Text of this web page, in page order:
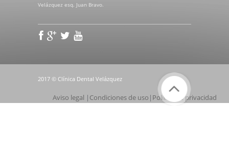
Velázquez esq. Juan Bravo.
2017 © Clínica Dental Velázquez
Aviso legal | Condiciones de uso | Política de privacidad